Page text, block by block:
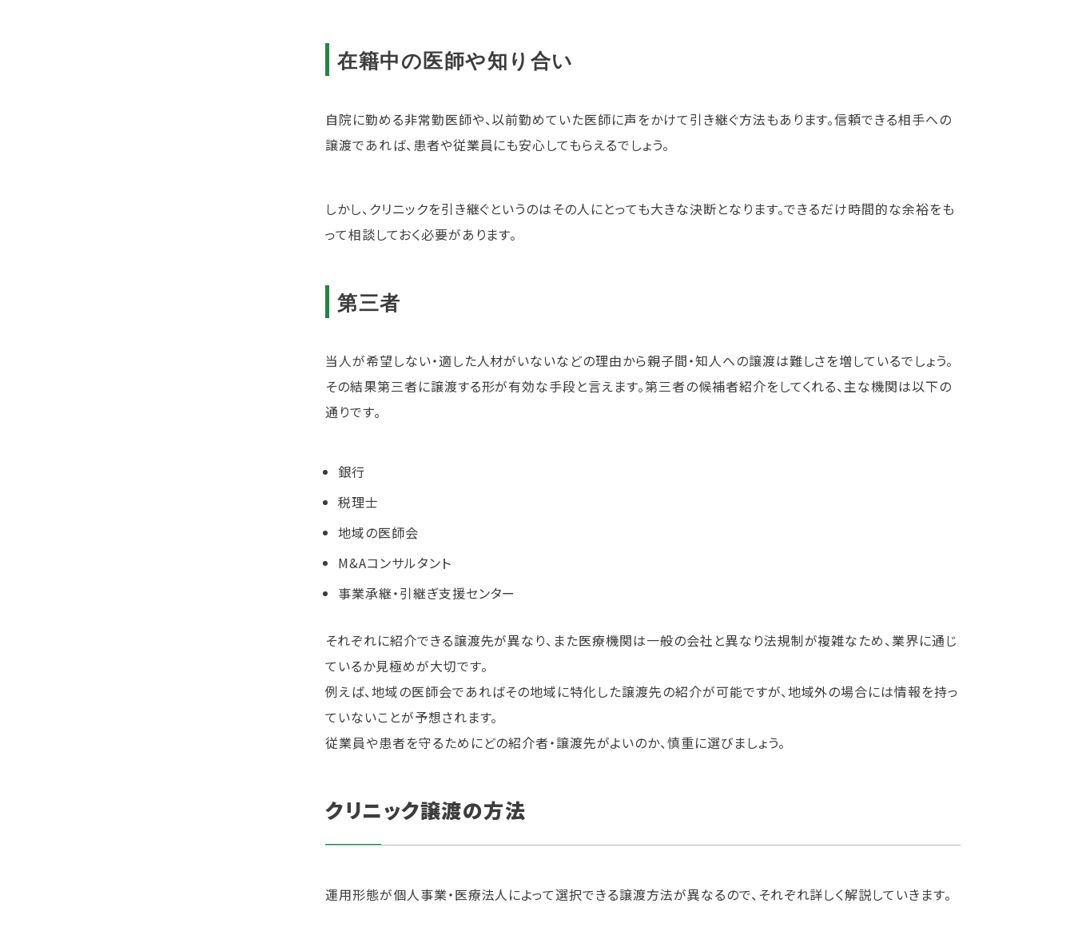
在籍中の医師や知り合い
自院に勤める非常勤医師や、以前勤めていた医師に声をかけて引き継ぐ方法もあります。信頼できる相手への
譲渡であれば、患者や従業員にも安心してもらえるでしょう。
しかし、クリニックを引き継ぐというのはその人にとっても大きな決断となります。できるだけ時間的な余裕をも
って相談しておく必要があります。
第三者
当人が希望しない・適した人材がいないなどの理由から親子間・知人への譲渡は難しさを増しているでしょう。
その結果第三者に譲渡する形が有効な手段と言えます。第三者の候補者紹介をしてくれる、主な機関は以下の
通りです。
銀行
税理士
地域の医師会
M&Aコンサルタント
事業承継・引継ぎ支援センター
それぞれに紹介できる譲渡先が異なり、また医療機関は一般の会社と異なり法規制が複雑なため、業界に通じ
ているか見極めが大切です。
例えば、地域の医師会であればその地域に特化した譲渡先の紹介が可能ですが、地域外の場合には情報を持っ
ていないことが予想されます。
従業員や患者を守るためにどの紹介者・譲渡先がよいのか、慎重に選びましょう。
クリニック譲渡の方法
運用形態が個人事業・医療法人によって選択できる譲渡方法が異なるので、それぞれ詳しく解説していきます。